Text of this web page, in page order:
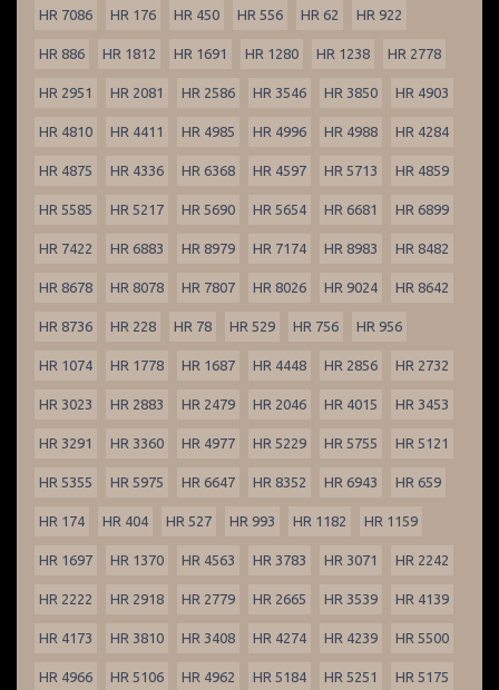
HR 7086 HR 176 HR 450 HR 556 HR 62 HR 922
HR 886 HR 1812 HR 1691 HR 1280 HR 1238 HR 2778
HR 2951 HR 2081 HR 2586 HR 3546 HR 3850 HR 4903
HR 4810 HR 4411 HR 4985 HR 4996 HR 4988 HR 4284
HR 4875 HR 4336 HR 6368 HR 4597 HR 5713 HR 4859
HR 5585 HR 5217 HR 5690 HR 5654 HR 6681 HR 6899
HR 7422 HR 6883 HR 8979 HR 7174 HR 8983 HR 8482
HR 8678 HR 8078 HR 7807 HR 8026 HR 9024 HR 8642
HR 8736 HR 228 HR 78 HR 529 HR 756 HR 956
HR 1074 HR 1778 HR 1687 HR 4448 HR 2856 HR 2732
HR 3023 HR 2883 HR 2479 HR 2046 HR 4015 HR 3453
HR 3291 HR 3360 HR 4977 HR 5229 HR 5755 HR 5121
HR 5355 HR 5975 HR 6647 HR 8352 HR 6943 HR 659
HR 174 HR 404 HR 527 HR 993 HR 1182 HR 1159
HR 1697 HR 1370 HR 4563 HR 3783 HR 3071 HR 2242
HR 2222 HR 2918 HR 2779 HR 2665 HR 3539 HR 4139
HR 4173 HR 3810 HR 3408 HR 4274 HR 4239 HR 5500
HR 4966 HR 5106 HR 4962 HR 5184 HR 5251 HR 5175